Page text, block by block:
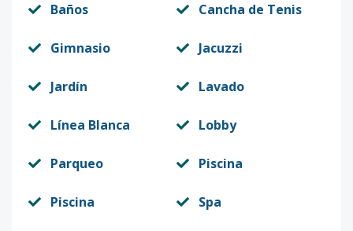
Baños Cancha de Tenis
Gimnasio Jacuzzi
Jardín Lavado
Línea Blanca Lobby
Parqueo Piscina
Piscina Spa